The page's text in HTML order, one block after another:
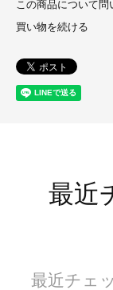
この商品について問
買い物を続ける
最近
最近チェ